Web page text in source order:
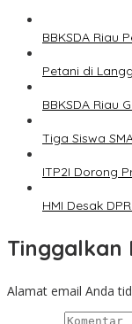
BBKSDA Riau
Petani di
BBKSDA Riau
Tiga Siswa
ITP2I Dorong
HMI Desak
Tinggalkan
Alamat email Anda